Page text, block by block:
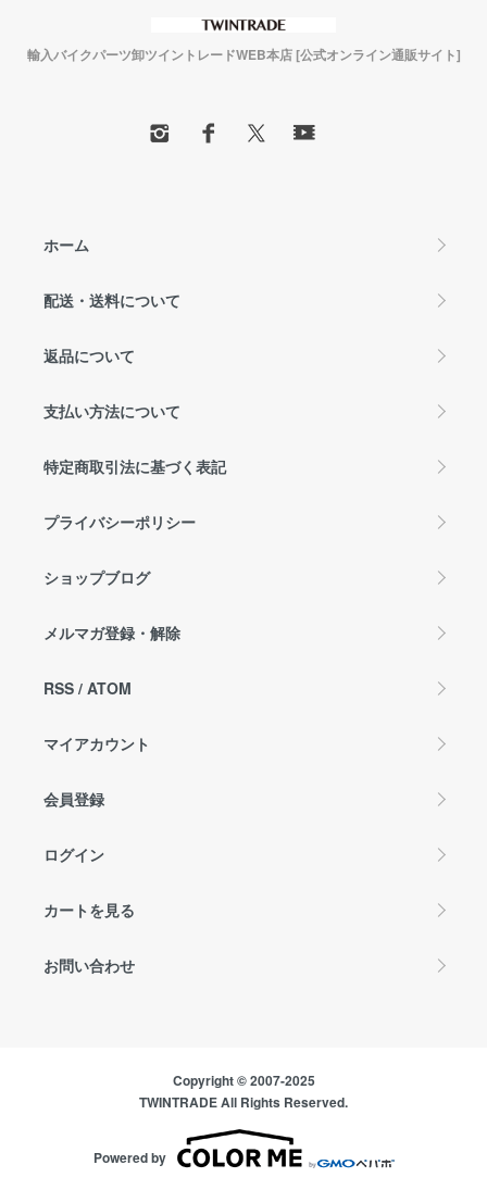
輸入バイクパーツ卸ツイントレードWEB本店 [公式オンライン通販サイト]
ホーム
配送・送料について
返品について
支払い方法について
特定商取引法に基づく表記
プライバシーポリシー
ショップブログ
メルマガ登録・解除
RSS / ATOM
マイアカウント
会員登録
ログイン
カートを見る
お問い合わせ
Copyright © 2007-2025
TWINTRADE All Rights Reserved.
Powered by